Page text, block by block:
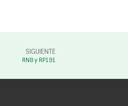
SIGUIENTE
RN8 y RP191